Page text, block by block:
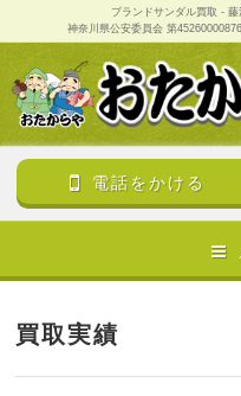
ブランドサンダル買取 -
神奈川県公安委員会 第
電話をかける
買取実績